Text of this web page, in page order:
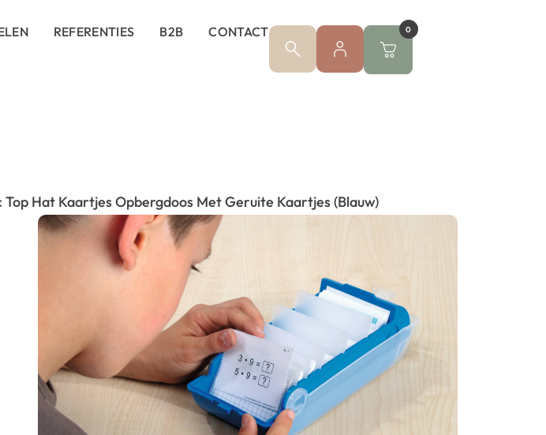
REFERENTIES B2B CONTACT 0
Top Hat Kaartjes Opbergdoos Met Geruite Kaartjes (Blauw)